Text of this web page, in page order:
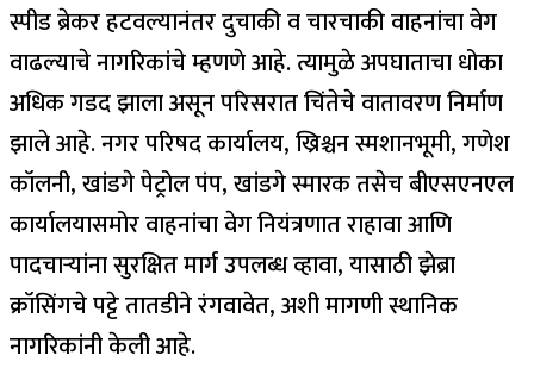
स्पीड ब्रेकर हटवल्यानंतर दुचाकी व चारचाकी वाहनांचा वेग
वाढल्याचे नागरिकांचे म्हणणे आहे. त्यामुळे अपघाताचा धोका
अधिक गडद झाला असून परिसरात चिंतेचे वातावरण निर्माण
झाले आहे. नगर परिषद कार्यालय, ख्रिश्चन स्मशानभूमी, गणेश
कॉलनी, खांडगे पेट्रोल पंप, खांडगे स्मारक तसेच बीएसएनएल
कार्यालयासमोर वाहनांचा वेग नियंत्रणात राहावा आणि
पादचाऱ्यांना सुरक्षित मार्ग उपलब्ध व्हावा, यासाठी झेब्रा
क्रॉसिंगचे पट्टे तातडीने रंगवावेत, अशी मागणी स्थानिक
नागरिकांनी केली आहे.